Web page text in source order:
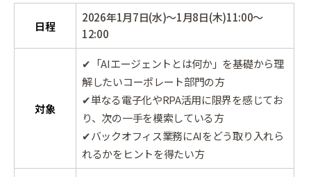
日程
2026年1月7日(水)～1月8日(木)11:00～
12:00
対象
✔「AIエージェントとは何か」を基礎から理
解したいコーポレート部門の方
✔単なる電子化やRPA活用に限界を感じてお
り、次の一手を模索している方
✔バックオフィス業務にAIをどう取り入れら
れるかをヒントを得たい方